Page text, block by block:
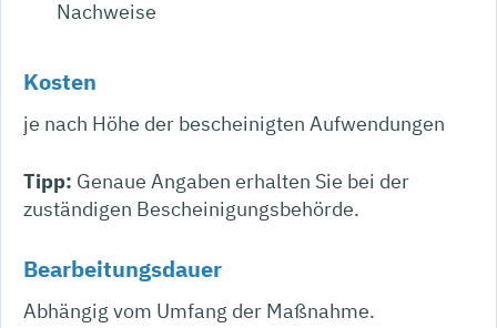
Nachweise
Kosten
je nach Höhe der bescheinigten Aufwendungen
Tipp: Genaue Angaben erhalten Sie bei der
zuständigen Bescheinigungsbehörde.
Bearbeitungsdauer
Abhängig vom Umfang der Maßnahme.